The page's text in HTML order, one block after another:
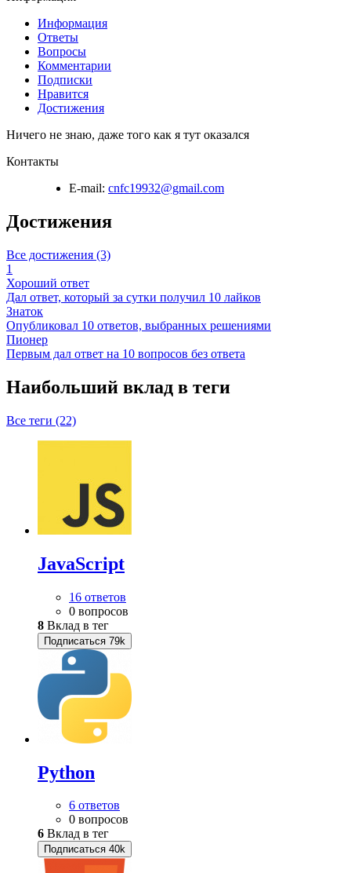
Информация
Ответы
Вопросы
Комментарии
Подписки
Нравится
Достижения
Ничего не знаю, даже того как я тут оказался
Контакты
E-mail: cnfc19932@gmail.com
Достижения
Все достижения (3)
1
Хороший ответ
Дал ответ, который за сутки получил 10 лайков
Знаток
Опубликовал 10 ответов, выбранных решениями
Пионер
Первым дал ответ на 10 вопросов без ответа
Наибольший вклад в теги
Все теги (22)
JavaScript
16 ответов
0 вопросов
8 Вклад в тег
Подписаться 79k
Python
6 ответов
0 вопросов
6 Вклад в тег
Подписаться 40k